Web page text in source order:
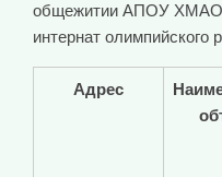
общежитии АПОУ
интернат олимпийского
Адрес